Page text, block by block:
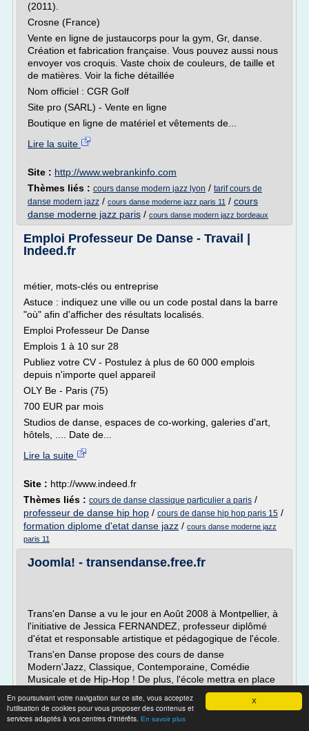
X
En poursuivant votre navigation sur ce site, vous acceptez
l'utilisation de cookies pour vous proposer des contenus et
services adaptés à vos centres d'intérêts. En savoir plus
(2011).
Crosne (France)
Vente en ligne de justaucorps pour la gym, Gr, danse.
Création et fabrication française. Vous pouvez aussi nous
envoyer vos croquis. Vaste choix de couleurs, de taille et
de matières. Voir la fiche détaillée
Nom officiel : CGR Golf
Site pro (SARL) - Vente en ligne
Boutique en ligne de matériel et vêtements de...
Lire la suite
Site : http://www.webrankinfo.com
Thèmes liés : cours danse modern jazz lyon / tarif cours de
danse modern jazz / cours danse moderne jazz paris 11 / cours
danse moderne jazz paris / cours danse modern jazz bordeaux
Emploi Professeur De Danse - Travail |
Indeed.fr
métier, mots-clés ou entreprise
Astuce : indiquez une ville ou un code postal dans la barre
"où" afin d'afficher des résultats localisés.
Emploi Professeur De Danse
Emplois 1 à 10 sur 28
Publiez votre CV - Postulez à plus de 60 000 emplois
depuis n'importe quel appareil
OLY Be - Paris (75)
700 EUR par mois
Studios de danse, espaces de co-working, galeries d'art,
hôtels, .... Date de...
Lire la suite
Site : http://www.indeed.fr
Thèmes liés : cours de danse classique particulier a paris /
professeur de danse hip hop / cours de danse hip hop paris 15 /
formation diplome d'etat danse jazz / cours danse moderne jazz
paris 11
Joomla! - transendanse.free.fr
Trans'en Danse a vu le jour en Août 2008 à Montpellier, à
l'initiative de Jessica FERNANDEZ, professeur diplômé
d'état et responsable artistique et pédagogique de l'école.
Trans'en Danse propose des cours de danse
Modern'Jazz, Classique, Contemporaine, Comédie
Musicale et de Hip-Hop ! De plus, l'école mettra en place
dès la rentrée des cours de remise en forme :...
Lire la suite